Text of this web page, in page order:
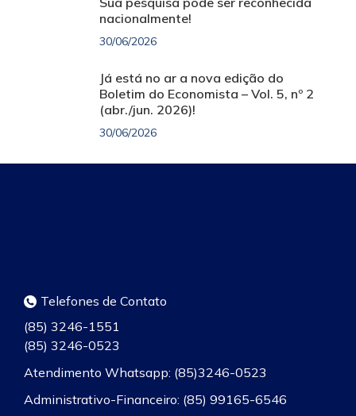
nacionalmente!
30/06/2026
Já está no ar a nova edição do
Boletim do Economista – Vol. 5, nº 2
(abr./jun. 2026)!
30/06/2026
Telefones de Contato
(85) 3246-1551
(85) 3246-0523
Atendimento Whatsapp: (85)3246-0523
Administrativo-Financeiro: (85) 99165-6546